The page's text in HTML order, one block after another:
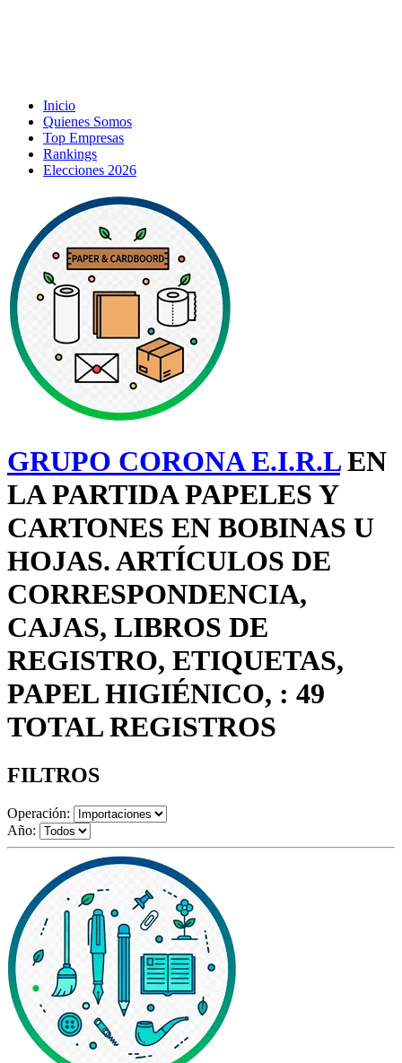
Inicio
Quienes Somos
Top Empresas
Rankings
Elecciones 2026
GRUPO CORONA E.I.R.LEN
LA PARTIDA PAPELES Y
CARTONES EN BOBINAS U
HOJAS. ARTÍCULOS DE
CORRESPONDENCIA,
CAJAS, LIBROS DE
REGISTRO, ETIQUETAS,
PAPEL HIGIÉNICO, : 49
TOTAL REGISTROS
FILTROS
Operación:
Año: